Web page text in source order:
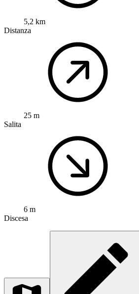
5,2 km
Distanza
25 m
Salita
6 m
Discesa